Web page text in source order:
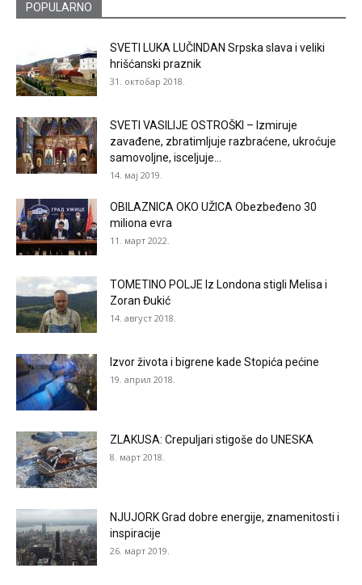
POPULARNO
SVETI LUKA LUČINDAN Srpska slava i veliki
hrišćanski praznik
31. октобар 2018.
SVETI VASILIJE OSTROŠKI – Izmiruje
zavađene, zbratimljuje razbraćene, ukroćuje
samovoljne, isceljuje...
14. мај 2019.
OBILAZNICA OKO UŽICA Obezbeđeno 30
miliona evra
11. март 2022.
TOMETINO POLJE Iz Londona stigli Melisa i
Zoran Đukić
14. август 2018.
Izvor života i bigrene kade Stopića pećine
19. април 2018.
ZLAKUSA: Crepuljari stigoše do UNESKA
8. март 2018.
NJUJORK Grad dobre energije, znamenitosti i
inspiracije
26. март 2019.